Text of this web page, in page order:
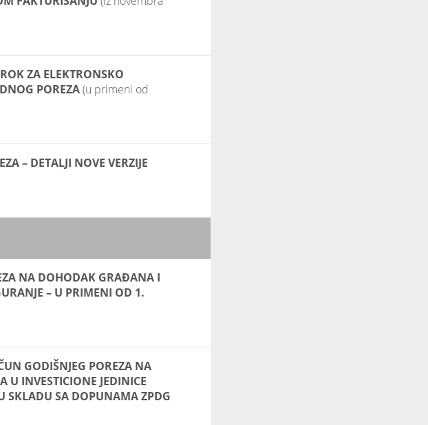
ZA ELEKTRONSKO
POREZA(u primeni od
– DETALJI NOVE VERZIJE
NA DOHODAK GRAĐANA I
– U PRIMENI OD 1.
GODIŠNJEG POREZA NA
INVESTICIONE JEDINICE
SKLADU SA DOPUNAMA ZPDG